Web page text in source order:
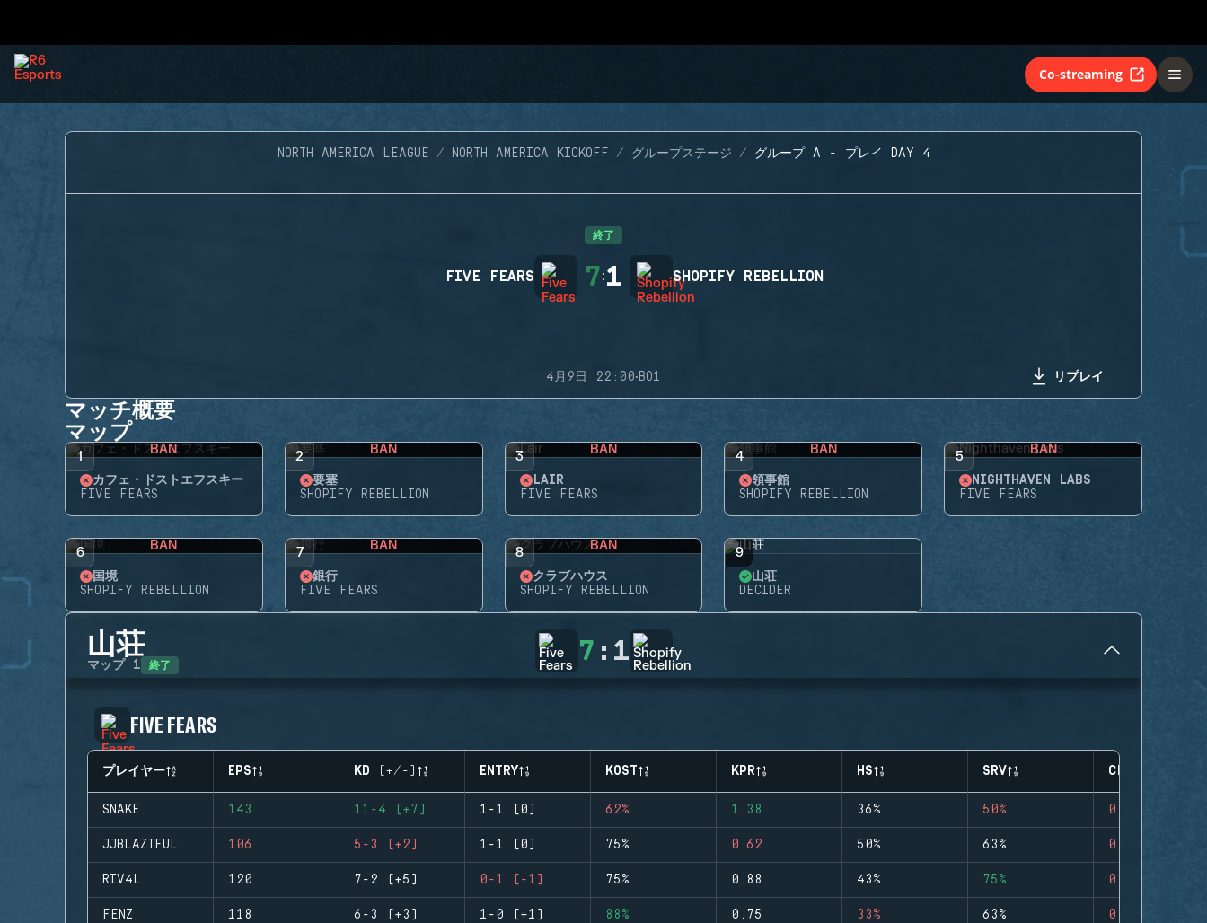
Co-streaming
NORTH AMERICA LEAGUE NORTH AMERICA KICKOFF グループステージ グループ A - プレイ DAY 4
終了
FIVE FEARS 7:1 SHOPIFY REBELLION
4月9日 22:00·BO1 リプレイ
マッチ概要
マップ
1 BAN
カフェ・ドストエフスキー
FIVE FEARS
2 BAN
要塞
SHOPIFY REBELLION
3 BAN
LAIR
FIVE FEARS
4 BAN
領事館
SHOPIFY REBELLION
5 BAN
NIGHTHAVEN LABS
FIVE FEARS
6 BAN
国境
SHOPIFY REBELLION
7 BAN
銀行
FIVE FEARS
8 BAN
クラブハウス
SHOPIFY REBELLION
9
山荘
DECIDER
山荘
マップ 1 終了 7 : 1
FIVE FEARS
プレイヤー EPS KD (+/-) ENTRY KOST KPR HS SRV CLUTCHES
SNAKE 143 11-4 (+7) 1-1 (0) 62% 1.38 36% 50% 0
JJBLAZTFUL 106 5-3 (+2) 1-1 (0) 75% 0.62 50% 63% 0
RIV4L 120 7-2 (+5) 0-1 (-1) 75% 0.88 43% 75% 0
FENZ 118 6-3 (+3) 1-0 (+1) 88% 0.75 33% 63% 0